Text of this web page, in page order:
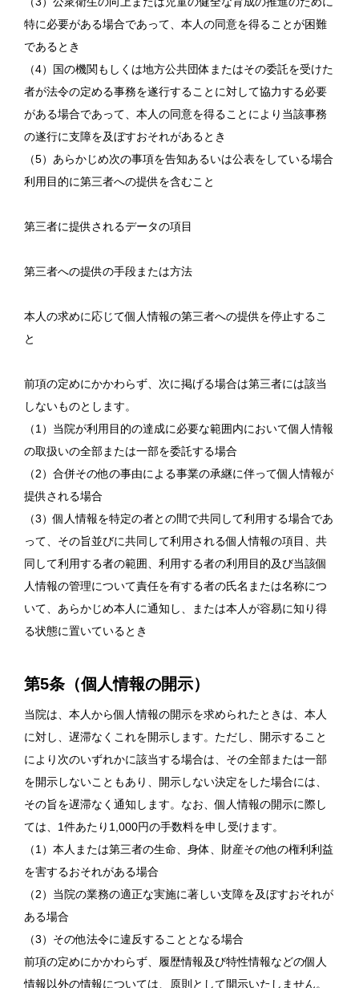
特に必要がある場合であって、本人の同意を得ることが困難
であるとき
（4）国の機関もしくは地方公共団体またはその委託を受けた
者が法令の定める事務を遂行することに対して協力する必要
がある場合であって、本人の同意を得ることにより当該事務
の遂行に支障を及ぼすおそれがあるとき
（5）あらかじめ次の事項を告知あるいは公表をしている場合
利用目的に第三者への提供を含むこと
第三者に提供されるデータの項目
第三者への提供の手段または方法
本人の求めに応じて個人情報の第三者への提供を停止するこ
と
前項の定めにかかわらず、次に掲げる場合は第三者には該当
しないものとします。
（1）当院が利用目的の達成に必要な範囲内において個人情報
の取扱いの全部または一部を委託する場合
（2）合併その他の事由による事業の承継に伴って個人情報が
提供される場合
（3）個人情報を特定の者との間で共同して利用する場合であ
って、その旨並びに共同して利用される個人情報の項目、共
同して利用する者の範囲、利用する者の利用目的及び当該個
人情報の管理について責任を有する者の氏名または名称につ
いて、あらかじめ本人に通知し、または本人が容易に知り得
る状態に置いているとき
第5条（個人情報の開示）
当院は、本人から個人情報の開示を求められたときは、本人
に対し、遅滞なくこれを開示します。ただし、開示すること
により次のいずれかに該当する場合は、その全部または一部
を開示しないこともあり、開示しない決定をした場合には、
その旨を遅滞なく通知します。なお、個人情報の開示に際し
ては、1件あたり1,000円の手数料を申し受けます。
（1）本人または第三者の生命、身体、財産その他の権利利益
を害するおそれがある場合
（2）当院の業務の適正な実施に著しい支障を及ぼすおそれが
ある場合
（3）その他法令に違反することとなる場合
前項の定めにかかわらず、履歴情報及び特性情報などの個人
情報以外の情報については、原則として開示いたしません。